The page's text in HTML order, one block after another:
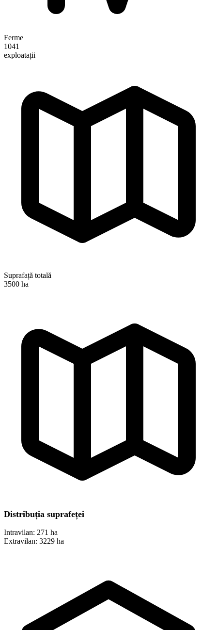
Ferme
1041
exploatații
Suprafață totală
3500 ha
Distribuția suprafeței
Intravilan: 271 ha
Extravilan: 3229 ha